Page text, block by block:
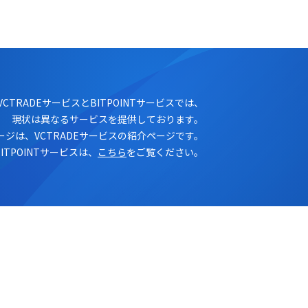
サービスとBITPOINTサービスでは、
現状は異なるサービスを提供しております。
ジは、VCTRADEサービスの紹介ページです。
サービスは、 こちらをご覧ください。